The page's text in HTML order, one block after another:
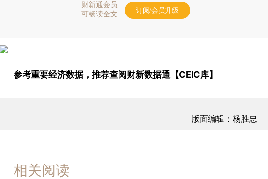
财新通会员
可畅读全文
订阅/会员升级
参考重要经济数据，推荐查阅财新数据通【CEIC库】
版面编辑：杨胜忠
相关阅读